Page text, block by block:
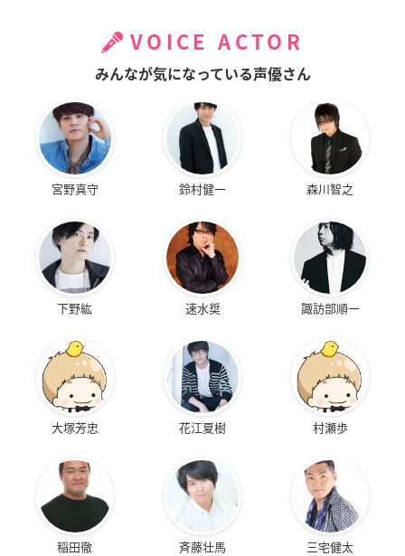
VOICE ACTOR
みんなが気になっている声優さん
宮野真守 鈴村健一 森川智之
下野紘 速水奨 諏訪部順一
大塚芳忠 花江夏樹 村瀬歩
稲田徹 斉藤壮馬 三宅健太